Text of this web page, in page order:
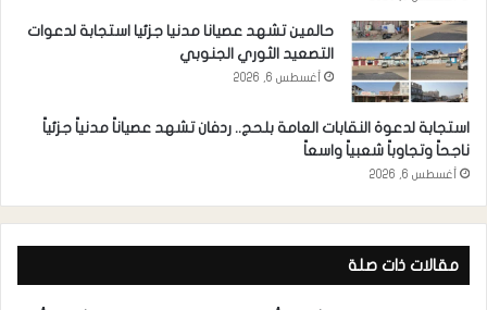
حالمين تشهد عصيانا مدنيا جزئيا استجابة لدعوات
التصعيد الثوري الجنوبي
أغسطس 6, 2026
استجابة لدعوة النقابات العامة بلحج.. ردفان تشهد عصياناً مدنياً جزئياً
ناجحاً وتجاوباً شعبياً واسعاً
أغسطس 6, 2026
مقالات ذات صلة